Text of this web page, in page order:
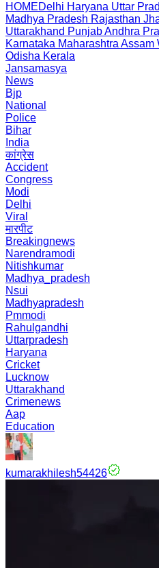
HOMEDelhi Haryana Uttar
Madhya Pradesh Rajasthan
Uttarakhand PunjabAndhra
Karnataka Maharashtra Assam
Odisha Kerala
Jansamasya
News
Bjp
National
Police
Bihar
India
कांग्रेस
Accident
Congress
Modi
Delhi
Viral
मारपीट
Breakingnews
Narendramodi
Nitishkumar
Madhya_pradesh
Nsui
Madhyapradesh
Pmmodi
Rahulgandhi
Uttarpradesh
Haryana
Cricket
Lucknow
Uttarakhand
Crimenews
Aap
Education
kumarakhilesh54426